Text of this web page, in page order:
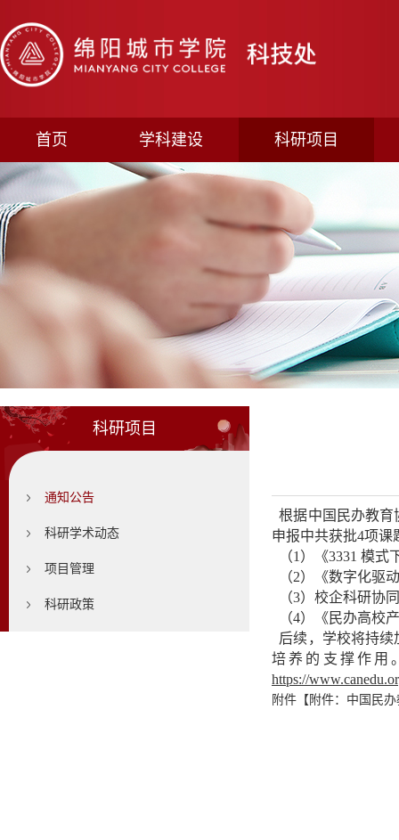
首页 学科建设 科研项目
科研项目
通知公告
科研学术动态
项目管理
科研政策
根据中国民办教育
申报中共获批4项课
（1）《3331 模式
（2）《数字化驱
（3）校企科研协
（4）《民办高校
后续，学校将持
培养的支撑作用
https://
附件【 附件：中国民